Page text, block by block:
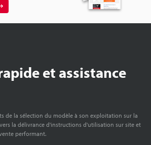
et assistance
de la sélection du modèle à son exploitation sur la
la délivrance d'instructions d'utilisation sur site et
performant.